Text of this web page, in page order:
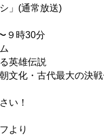
」(通常放送)
９時30分
英雄伝説
化・古代最大の決
い！
より